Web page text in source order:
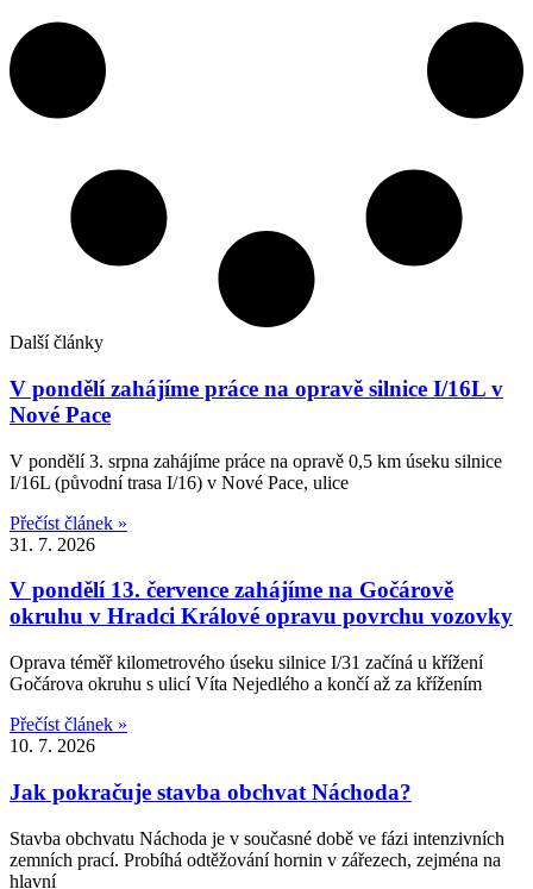
Další články
V pondělí zahájíme práce na opravě silnice I/16L v
Nové Pace
V pondělí 3. srpna zahájíme práce na opravě 0,5 km úseku silnice
I/16L (původní trasa I/16) v Nové Pace, ulice
Přečíst článek »
31. 7. 2026
V pondělí 13. července zahájíme na Gočárově
okruhu v Hradci Králové opravu povrchu vozovky
Oprava téměř kilometrového úseku silnice I/31 začíná u křížení
Gočárova okruhu s ulicí Víta Nejedlého a končí až za křížením
Přečíst článek »
10. 7. 2026
Jak pokračuje stavba obchvat Náchoda?
Stavba obchvatu Náchoda je v současné době ve fázi intenzivních
zemních prací. Probíhá odtěžování hornin v zářezech, zejména na
hlavní